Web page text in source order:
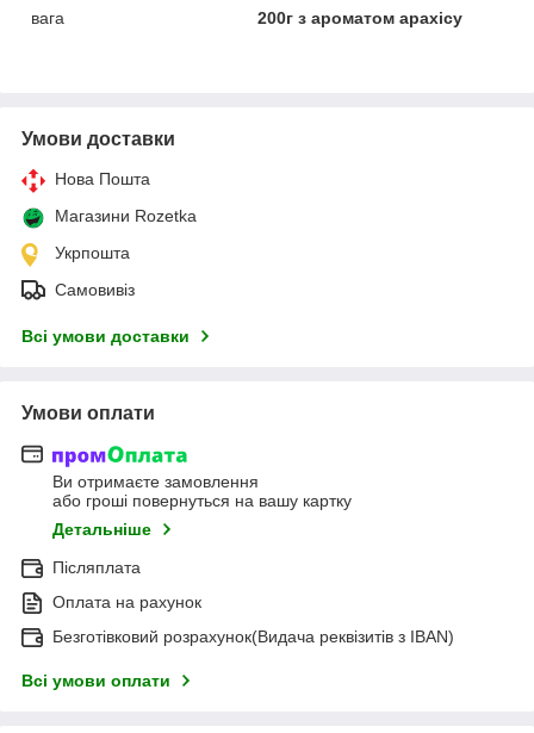
вага
200г з ароматом арахісу
Умови доставки
Нова Пошта
Магазини Rozetka
Укрпошта
Самовивіз
Всі умови доставки
Умови оплати
Ви отримаєте замовлення
або гроші повернуться на вашу картку
Детальніше
Післяплата
Оплата на рахунок
Безготівковий розрахунок(Видача реквізитів з IBAN)
Всі умови оплати